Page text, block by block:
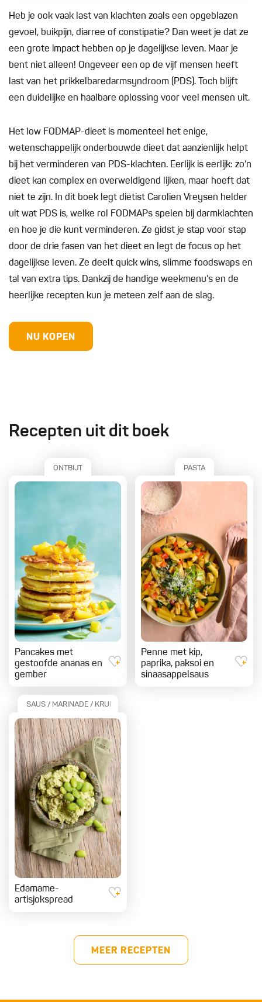
Heb je ook vaak last van klachten zoals een opgeblazen
gevoel, buikpijn, diarree of constipatie? Dan weet je dat ze
een grote impact hebben op je dagelijkse leven. Maar je
bent niet alleen! Ongeveer een op de vijf mensen heeft
last van het prikkelbaredarmsyndroom (PDS). Toch blijft
een duidelijke en haalbare oplossing voor veel mensen uit.
Het low FODMAP-dieet is momenteel het enige,
wetenschappelijk onderbouwde dieet dat aanzienlijk helpt
bij het verminderen van PDS-klachten. Eerlijk is eerlijk: zo’n
dieet kan complex en overweldigend lijken, maar hoeft dat
niet te zijn. In dit boek legt diëtist Carolien Vreysen helder
uit wat PDS is, welke rol FODMAPs spelen bij darmklachten
en hoe je die kunt verminderen. Ze gidst je stap voor stap
door de drie fasen van het dieet en legt de focus op het
dagelijkse leven. Ze deelt quick wins, slimme foodswaps en
tal van extra tips. Dankzij de handige weekmenu’s en de
heerlijke recepten kun je meteen zelf aan de slag.
NU KOPEN
Recepten uit dit boek
ONTBIJT
Pancakes met
gestoofde ananas en
gember
PASTA
Penne met kip,
paprika, paksoi en
sinaasappelsaus
SAUS / MARINADE / KRUIDEN
Edamame-
artisjokspread
MEER RECEPTEN